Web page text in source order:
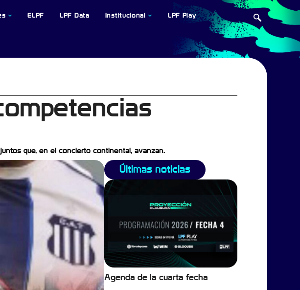
ELPF LPF Data Institucional LPF Play
que, en el concierto continental, avanzan.
Últimas noticias
Agenda de la cuarta fecha